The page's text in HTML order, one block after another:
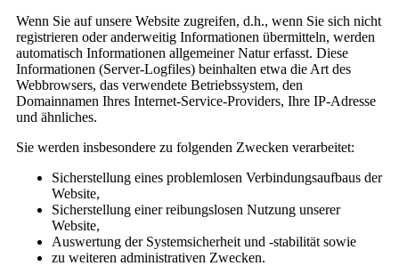
Wenn Sie auf unsere Website zugreifen, d.h., wenn Sie sich nicht
registrieren oder anderweitig Informationen übermitteln, werden
automatisch Informationen allgemeiner Natur erfasst. Diese
Informationen (Server-Logfiles) beinhalten etwa die Art des
Webbrowsers, das verwendete Betriebssystem, den
Domainnamen Ihres Internet-Service-Providers, Ihre IP-Adresse
und ähnliches.
Sie werden insbesondere zu folgenden Zwecken verarbeitet:
Sicherstellung eines problemlosen Verbindungsaufbaus der
Website,
Sicherstellung einer reibungslosen Nutzung unserer
Website,
Auswertung der Systemsicherheit und -stabilität sowie
zu weiteren administrativen Zwecken.